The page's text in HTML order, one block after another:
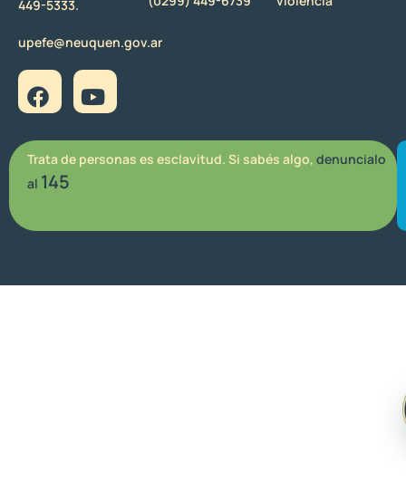
449-5333.
upefe@neuquen.gov.ar
Trata de personas es esclavitud. Si sabés algo, denuncialo
al 145